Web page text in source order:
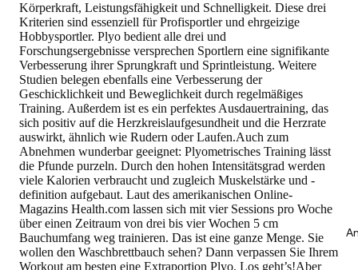
Körperkraft, Leistungsfähigkeit und Schnelligkeit. Diese drei
Kriterien sind essenziell für Profisportler und ehrgeizige
Hobbysportler. Plyo bedient alle drei und
Forschungsergebnisse versprechen Sportlern eine signifikante
Verbesserung ihrer Sprungkraft und Sprintleistung. Weitere
Studien belegen ebenfalls eine Verbesserung der
Geschicklichkeit und Beweglichkeit durch regelmäßiges
Training. Außerdem ist es ein perfektes Ausdauertraining, das
sich positiv auf die Herzkreislaufgesundheit und die Herzrate
auswirkt, ähnlich wie Rudern oder Laufen.Auch zum
Abnehmen wunderbar geeignet: Plyometrisches Training lässt
die Pfunde purzeln. Durch den hohen Intensitätsgrad werden
viele Kalorien verbraucht und zugleich Muskelstärke und -
definition aufgebaut. Laut des amerikanischen Online-
Magazins Health.com lassen sich mit vier Sessions pro Woche
über einen Zeitraum von drei bis vier Wochen 5 cm
Bauchumfang weg trainieren. Das ist eine ganze Menge. Sie
wollen den Waschbrettbauch sehen? Dann verpassen Sie Ihrem
Workout am besten eine Extraportion Plyo. Los geht’s!Aber